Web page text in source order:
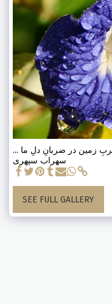
زمین در ضربانِ دلِ ما ...
سهراب سپهری
SEE FULL GALLERY